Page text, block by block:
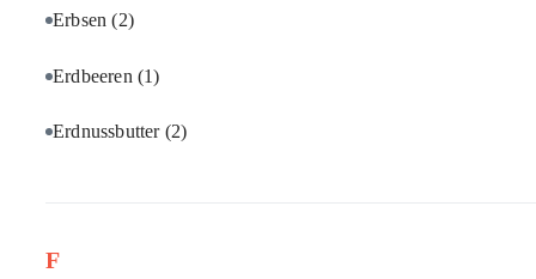
Erbsen(2)
Erdbeeren (1)
Erdnussbutter (2)
F